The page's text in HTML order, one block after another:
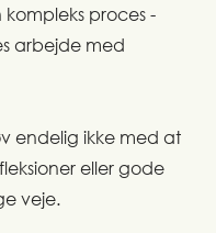
proces -
arbejde med
endelig ikke med at
eller gode
veje.